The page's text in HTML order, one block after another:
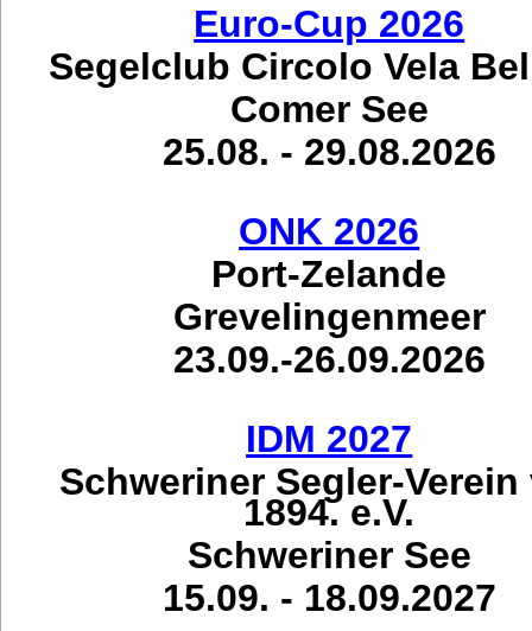
Euro-Cup 2026
Segelclub Circolo Vela
Comer See
25.08. - 29.08.2026
ONK 2026
Port-Zelande
Grevelingenmeer
23.09.-26.09.2026
IDM 2027
Schweriner Segler-Verein
1894. e.V.
Schweriner See
15.09. - 18.09.2027